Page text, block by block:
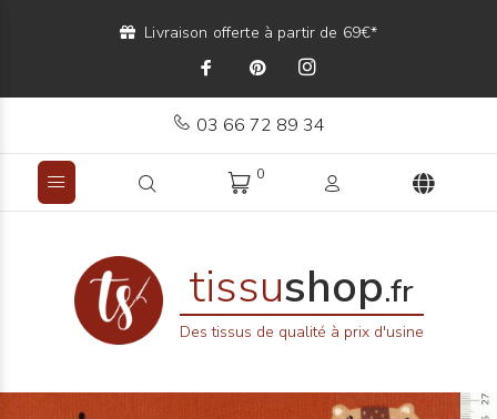
Livraison offerte à partir de 69€*
03 66 72 89 34
0
tissushop.fr
Des tissus de qualité à prix d'usine